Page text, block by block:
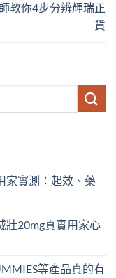
教你4步分辨輝瑞正
貨
家實測：起效、藥
壯20mg真實用家心
等產品真的有